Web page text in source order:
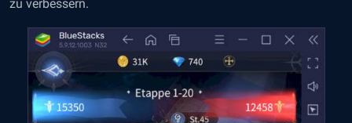
zu verbessern.